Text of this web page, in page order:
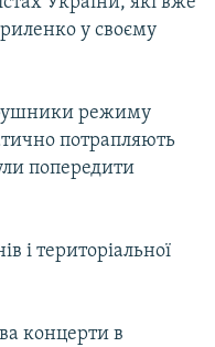
у своєму
режиму
потрапляють
попередити
і територіальної
концерти в